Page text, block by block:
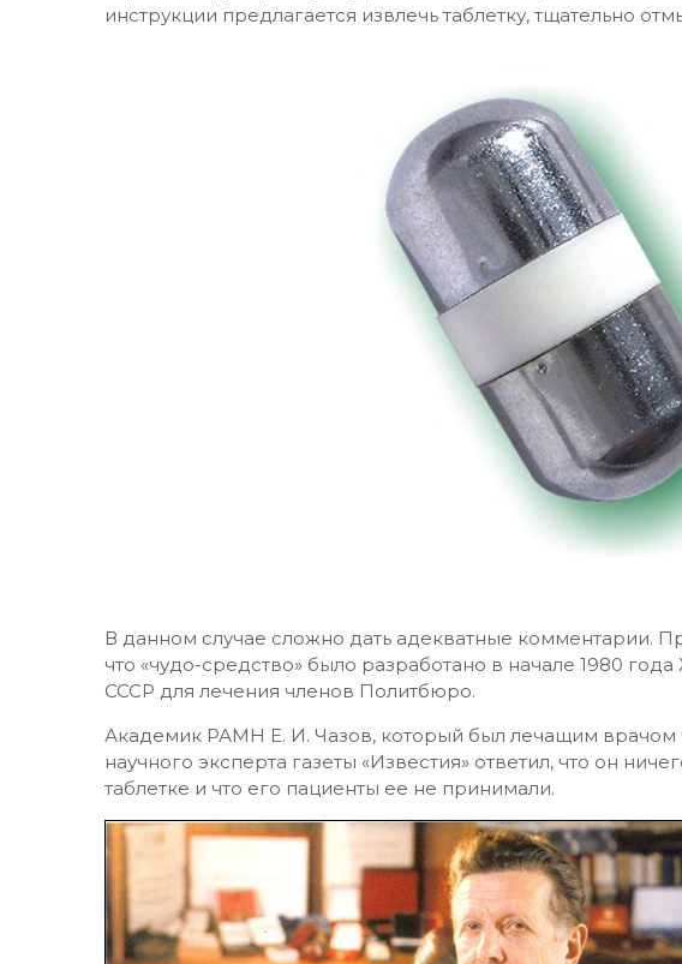
инструкции предлагается извлечь таблетку, тщательно
В данном случае сложно дать адекватные комментарии.
что «чудо-средство» было разработано в начале 1980
СССР для лечения членов Политбюро.
Академик РАМН Е. И. Чазов, который был лечащим врачом
научного эксперта газеты «Известия» ответил, что он
таблетке и что его пациенты ее не принимали.